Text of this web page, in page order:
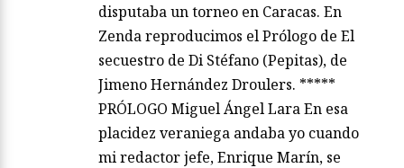
disputaba un torneo en Caracas. En
Zenda reproducimos el Prólogo de El
secuestro de Di Stéfano (Pepitas), de
Jimeno Hernández Droulers. *****
PRÓLOGO Miguel Ángel Lara En esa
placidez veraniega andaba yo cuando
mi redactor jefe, Enrique Marín, se